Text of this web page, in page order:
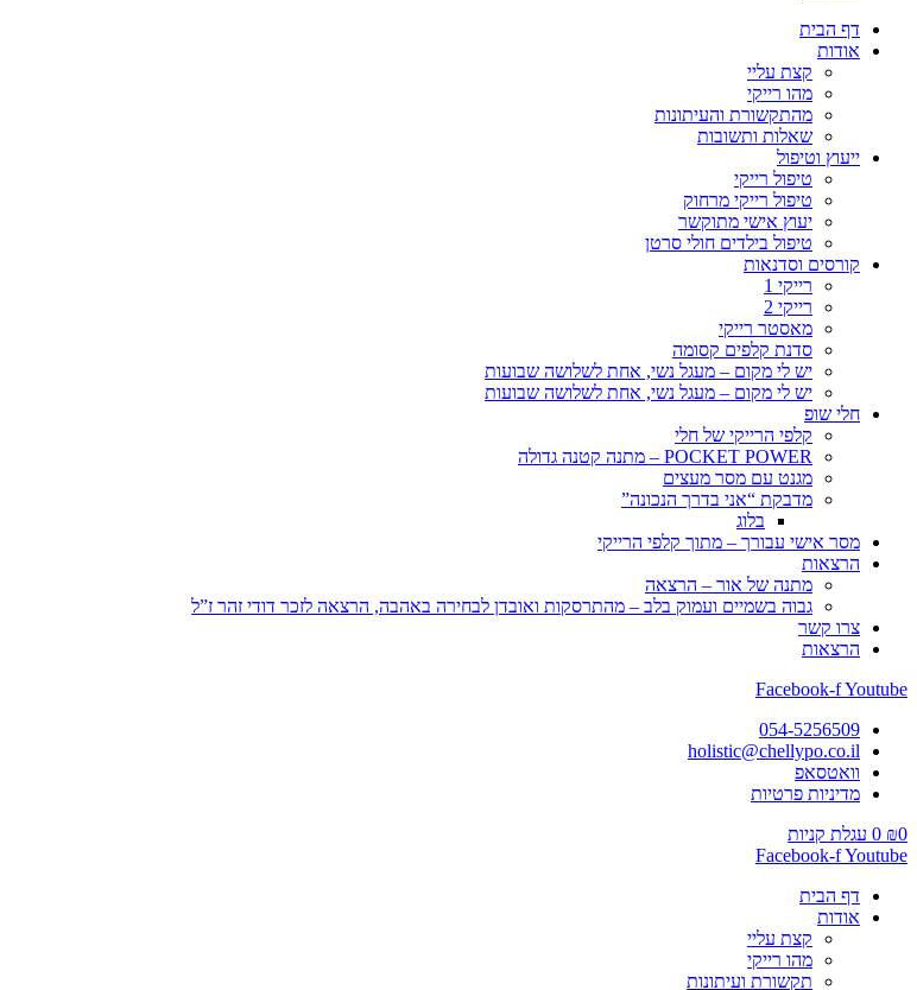
דף הבית
אודות
קצת עליי
מהו רייקי
מהתקשורת והעיתונות
שאלות ותשובות
ייעוץ וטיפול
טיפול רייקי
טיפול רייקי מרחוק
יעוץ אישי מתוקשר
טיפול בילדים חולי סרטן
קורסים וסדנאות
רייקי 1
רייקי 2
מאסטר רייקי
סדנת קלפים קסומה
יש לי מקום – מעגל נשי, אחת לשלושה שבועות
יש לי מקום – מעגל נשי, אחת לשלושה שבועות
חלי שופ
קלפי הרייקי של חלי
POCKET POWER – מתנה קטנה גדולה
מגנט עם מסר מעצים
מדבקת “אני בדרך הנכונה”
בלוג
מסר אישי עבורך – מתוך קלפי הרייקי
הרצאות
מתנה של אור – הרצאה
גבוה בשמיים ועמוק בלב – מהתרסקות ואובדן לבחירה באהבה, הרצאה לזכר דודי זהר ז”ל
צרו קשר
הרצאות
Facebook-fYoutube
054-5256509
holistic@chellypo.co.il
וואטסאפ
מדיניות פרטיות
₪0
0 עגלת קניות
Facebook-fYoutube
דף הבית
אודות
קצת עליי
מהו רייקי
תקשורת ועיתונות